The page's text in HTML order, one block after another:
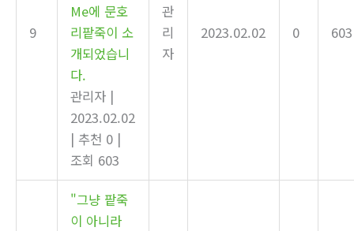
9
Me에 문호
리팥죽이 소
개되었습니
다.
관리자 |
2023.02.02
| 추천 0 |
조회 603
관
리
자
2023.02.02 0 603
"그냥 팥죽
이 아니라